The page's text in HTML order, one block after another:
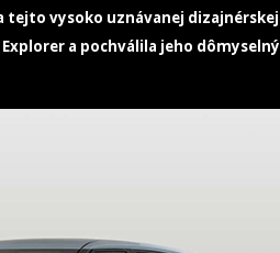
vysoko uznávanej dizajnérskej
a pochválila jeho dômyselný